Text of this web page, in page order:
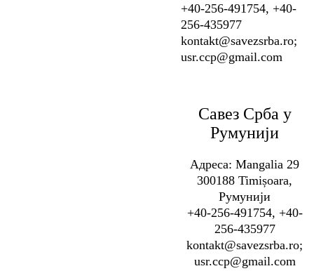
+40-256-491754, +40-
256-435977
kontakt@savezsrba.ro;
usr.ccp@gmail.com
Савез Срба у
Румунији
Адреса: Mangalia 29
300188 Timișoara,
Румунији
+40-256-491754, +40-
256-435977
kontakt@savezsrba.ro;
usr.ccp@gmail.com